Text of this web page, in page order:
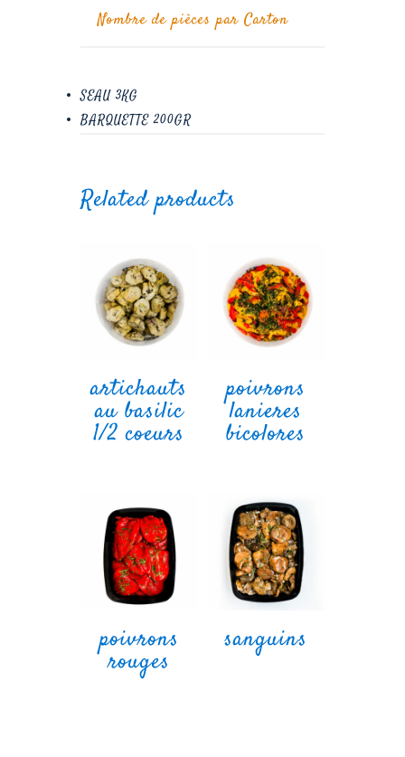
Nombre de pièces par Carton
SEAU 3KG
BARQUETTE 200GR
Related products
artichauts
au basilic
1/2 coeurs
poivrons
lanieres
bicolores
poivrons
rouges
sanguins